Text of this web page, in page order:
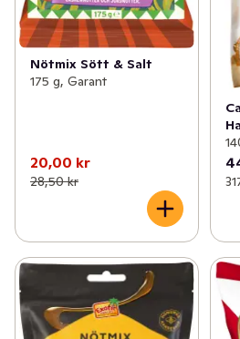
Nötmix Sött & Salt
175 g, Garant
20,00 kr
28,50 kr